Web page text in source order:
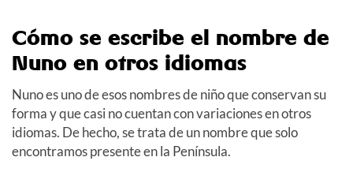
Cómo se escribe el nombre de
Nuno en otros idiomas
Nuno es uno de esos nombres de niño que conservan su
forma y que casi no cuentan con variaciones en otros
idiomas. De hecho, se trata de un nombre que solo
encontramos presente en la Península.